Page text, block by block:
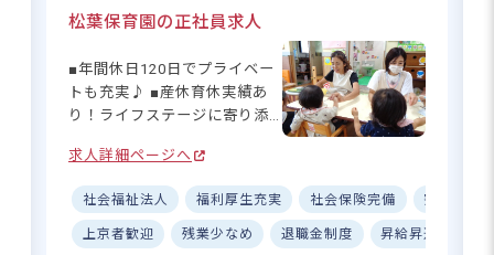
暇取得実績も多数あり、出
ベントとして応援！有給休暇
の取得率80%、月平均残業時
間わずか6.37時間と、プライ
す♪ 行事準備も勤務時間内に
で、効率よく仕事ができます
よ☆ あなたの「これから」を
大切にする職場です！
京王相模原線「調布駅」より小田急バ
ス、「調布北高校前」下車徒歩6分
ピアノ苦手でもOK！完全週休2日
♪
松葉保育園の正社員求人
■年間休日120日でプライベー
トも充実♪ ■産休育休実績あ
り！ライフステージに寄り添
分支給！（過去実績） ■昇給
昇進あり！キャリアアップを
応援 ーー【子どもたちの笑顔
と共に成長できる保育園】 松
求人詳細ページへ
社会福祉法人 福利厚生充実 社会保険完備 寮・住宅
上京者歓迎 残業少なめ 退職金制度 昇給昇進あり